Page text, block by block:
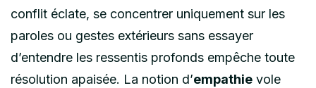
conflit éclate, se concentrer uniquement sur les
paroles ou gestes extérieurs sans essayer
d’entendre les ressentis profonds empêche toute
résolution apaisée. La notion d’empathie vole